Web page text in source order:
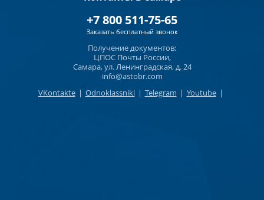
+7 800 511-75-65
Заказать бесплатный звонок
Получение документов:
ЦПОС Почты России,
Самара, ул. Ленинградская, д. 24
info@astobr.com
VKontakte | Odnoklassniki | Telegram | Youtube |